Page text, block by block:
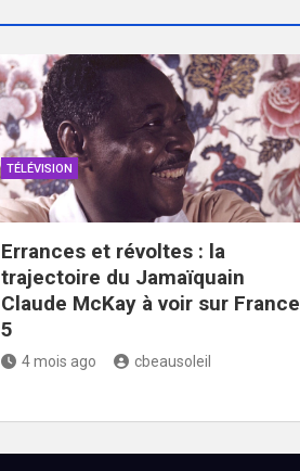
TÉLÉVISION
Errances et révoltes : la
trajectoire du Jamaïquain
Claude McKay à voir sur France
5
4 mois ago cbeausoleil